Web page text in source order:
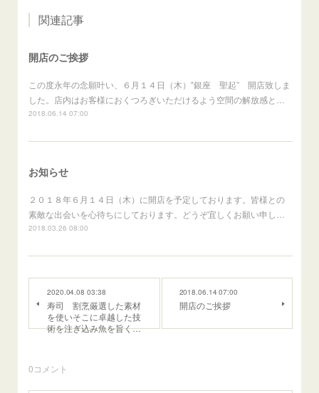
関連記事
開店のご挨拶
この度永年の念願叶い、６月１４日（木）‟銀座 聖起” 開店致しま
した。店内はお客様におくつろぎいただけるよう空間の解放感と…
2018.06.14 07:00
お知らせ
２０１８年６月１４日（木）に開店を予定しております。皆様との
素敵な出会いを心待ちにしております。どうぞ宜しくお願い申し…
2018.03.26 08:00
2020.04.08 03:38
寿司 割烹厳選した素材
を使いそこに卓越した技
術を注ぎ込み魚を旨く…
2018.06.14 07:00
開店のご挨拶
0コメント